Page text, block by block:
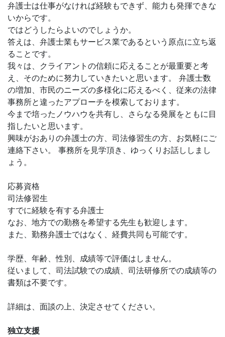
弁護士は仕事がなければ経験もできず、能力も発揮できな
いからです。
ではどうしたらよいのでしょうか。
答えは、弁護士業もサービス業であるという原点に立ち返
ることです。
我々は、クライアントの信頼に応えることが最重要と考
え、そのために努力していきたいと思います。 弁護士数
の増加、市民のニーズの多様化に応えるべく、従来の法律
事務所と違ったアプローチを模索しております。
今まで培ったノウハウを共有し、さらなる発展をともに目
指したいと思います。
興味がおありの弁護士の方、司法修習生の方、お気軽にご
連絡下さい。 事務所を見学頂き、ゆっくりお話ししまし
ょう。
応募資格
司法修習生
すでに経験を有する弁護士
なお、地方での勤務を希望する先生も歓迎します。
また、勤務弁護士ではなく、経費共同も可能です。
学歴、年齢、性別、成績等で評価はしません。
従いまして、司法試験での成績、司法研修所での成績等の
書類は不要です。
詳細は、面談の上、決定させてください。
独立支援